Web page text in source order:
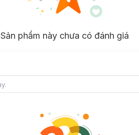
Sản phẩm này chưa có đánh giá